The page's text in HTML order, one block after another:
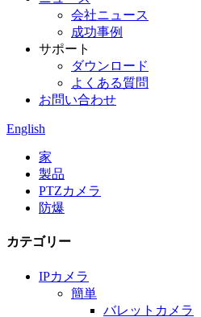
会社ニュース
成功事例
サポート
ダウンロード
よくある質問
お問い合わせ
English
家
製品
PTZカメラ
防爆
カテゴリー
IPカメラ
簡単
バレットカメラ